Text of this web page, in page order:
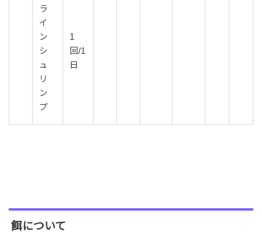
ラ
イ
ン
シ
ュ
リ
ン
プ
1
回/1
日
餌について